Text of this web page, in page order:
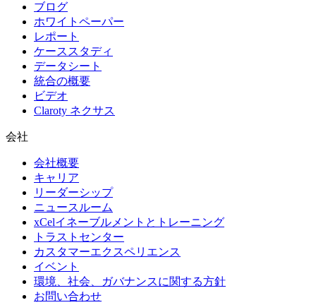
ブログ
ホワイトペーパー
レポート
ケーススタディ
データシート
統合の概要
ビデオ
Claroty ネクサス
会社
会社概要
キャリア
リーダーシップ
ニュースルーム
xCelイネーブルメントとトレーニング
トラストセンター
カスタマーエクスペリエンス
イベント
環境、社会、ガバナンスに関する方針
お問い合わせ